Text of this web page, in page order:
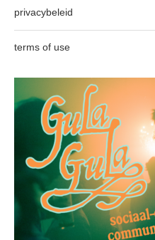
privacybeleid
terms of use